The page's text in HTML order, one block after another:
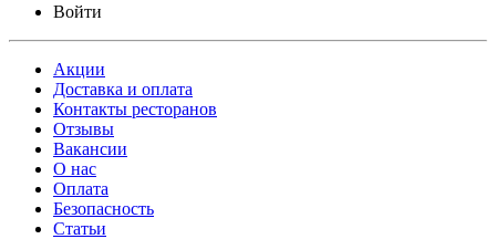
Войти
Акции
Доставка и оплата
Контакты ресторанов
Отзывы
Вакансии
О нас
Оплата
Безопасность
Статьи